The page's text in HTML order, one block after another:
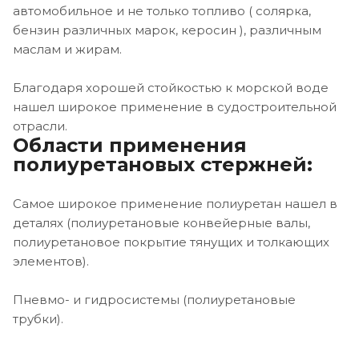
автомобильное и не только топливо ( солярка,
бензин различных марок, керосин ), различным
маслам и жирам.
Благодаря хорошей стойкостью к морской воде
нашел широкое применение в судостроительной
отрасли.
Области применения
полиуретановых стержней:
Самое широкое применение полиуретан нашел в
деталях (полиуретановые конвейерные валы,
полиуретановое покрытие тянущих и толкающих
элементов).
Пневмо- и гидросистемы (полиуретановые
трубки).